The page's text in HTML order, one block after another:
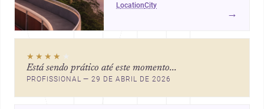
ícones como o Museu de Arte
mercado interessante para quem
quer construir, reformar ou
location city
→
★★★★ ★
Está sendo prático até este momento...
PROFISSIONAL — 29 DE ABRIL DE 2026